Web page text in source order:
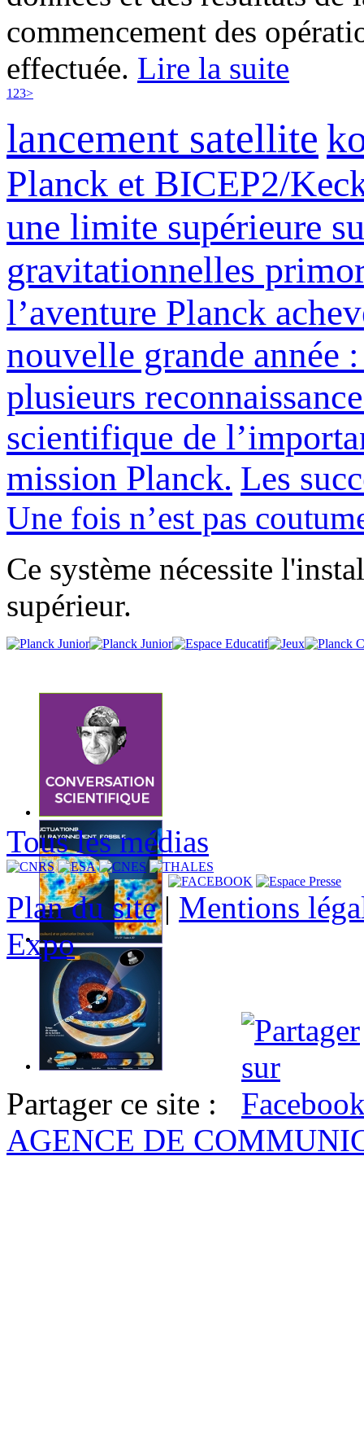
commencement des
effectuée. Lire la suite
1 23>
lancement satellite
Planck et BICEP2/
une limite supérieure
gravitationnelles
l’aventure Planck
nouvelle grande année
plusieurs
scientifique de
mission Planck. Les
Une fois n’est pas
Ce système nécessite
supérieur.
Tous les médias
Plan du site| Mentions
Expo
Partager ce site :
AGENCE DE